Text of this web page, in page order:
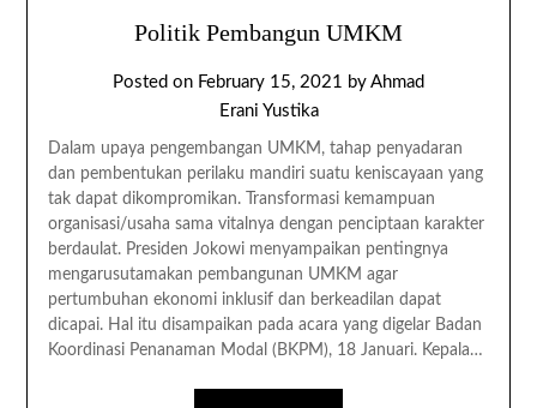
Politik Pembangun UMKM
Posted on February 15, 2021 by Ahmad
Erani Yustika
Dalam upaya pengembangan UMKM, tahap penyadaran
dan pembentukan perilaku mandiri suatu keniscayaan yang
tak dapat dikompromikan. Transformasi kemampuan
organisasi/usaha sama vitalnya dengan penciptaan karakter
berdaulat. Presiden Jokowi menyampaikan pentingnya
mengarusutamakan pembangunan UMKM agar
pertumbuhan ekonomi inklusif dan berkeadilan dapat
dicapai. Hal itu disampaikan pada acara yang digelar Badan
Koordinasi Penanaman Modal (BKPM), 18 Januari. Kepala…